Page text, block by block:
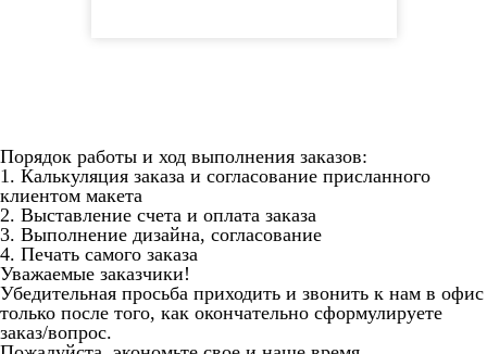
Порядок работы и ход выполнения заказов:
1. Калькуляция заказа и согласование присланного
клиентом макета
2. Выставление счета и оплата заказа
3. Выполнение дизайна, согласование
4. Печать самого заказа
Уважаемые заказчики!
Убедительная просьба приходить и звонить к нам в офис
только после того, как окончательно сформулируете
заказ/вопрос.